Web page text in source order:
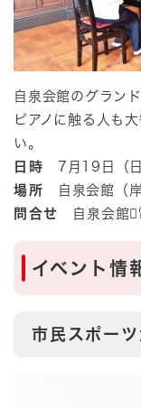
自泉会館のグラン
ピアノに触る人も
い。
日時 7月19日（日
場所 自泉会館（岸
問合せ 自泉会館
イベント情
市民スポーツ